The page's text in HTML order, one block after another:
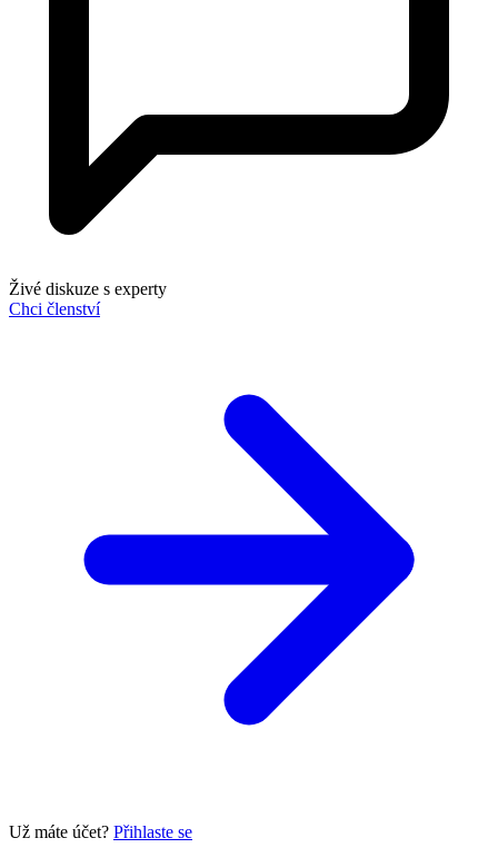
Živé diskuze s experty
Chci členství
Už máte účet? Přihlaste se